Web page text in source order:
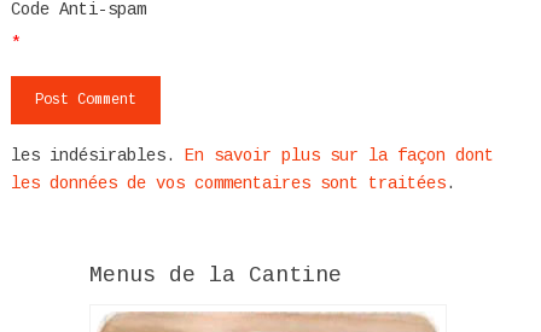
Code Anti-spam
*
les indésirables.
En savoir plus sur la façon dont
les données de vos commentaires sont traitées.
Menus de la Cantine